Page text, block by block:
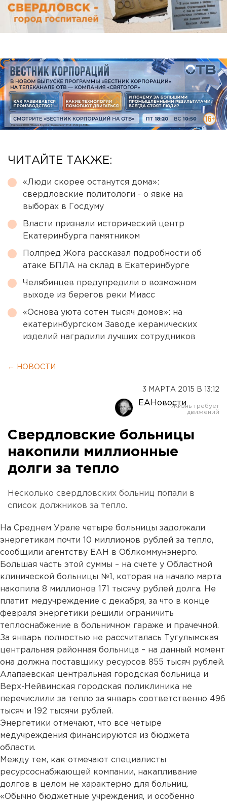
ЧИТАЙТЕ ТАКЖЕ:
«Люди скорее останутся дома»:
свердловские политологи - о явке на
выборах в Госдуму
Власти признали исторический центр
Екатеринбурга памятником
Полпред Жога рассказал подробности об
атаке БПЛА на склад в Екатеринбурге
Челябинцев предупредили о возможном
выходе из берегов реки Миасс
«Основа уюта сотен тысяч домов»: на
екатеринбургском Заводе керамических
изделий наградили лучших сотрудников
← НОВОСТИ
3 МАРТА 2015 В 13:12
ЕАНовости
Свердловские больницы
накопили миллионные
долги за тепло
Несколько свердловских больниц попали в
список должников за тепло.
На Среднем Урале четыре больницы задолжали
энергетикам почти 10 миллионов рублей за тепло,
сообщили агентству ЕАН в Облкоммунэнерго.
Большая часть этой суммы – на счете у Областной
клинической больницы №1, которая на начало марта
накопила 8 миллионов 171 тысячу рублей долга. Не
платит медучреждение с декабря, за что в конце
февраля энергетики решили ограничить
теплоснабжение в больничном гараже и прачечной.
За январь полностью не рассчиталась Тугулымская
центральная районная больница – на данный момент
она должна поставщику ресурсов 855 тысяч рублей.
Алапаевская центральная городская больница и
Верх-Нейвинская городская поликлиника не
перечислили за тепло за январь соответственно 496
тысяч и 192 тысячи рублей.
Энергетики отмечают, что все четыре
медучреждения финансируются из бюджета
области.
Между тем, как отмечают специалисты
ресурсоснабжающей компании, накапливание
долгов в целом не характерно для больниц.
«Обычно бюджетные учреждения, и особенно